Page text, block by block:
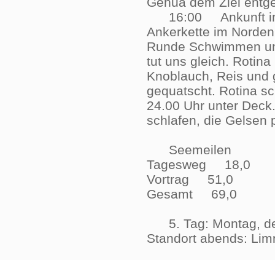
16:00 Ankunft in
Ankerkette im
Runde Schwimmen
tut uns gleich.
Knoblauch, Reis und
gequatscht. Rotina
24.00 Uhr unter
schlafen, die
Seemeilen
Tagesweg 18,0
Vortrag 51,0
Gesamt 69,0
5. Tag: Montag,
Standort abends: